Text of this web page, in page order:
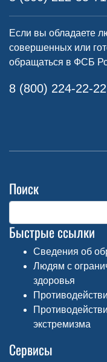
Если вы обладаете
совершенных или
обращаться в ФСБ
8 (800) 224-22-22
Поиск
Быстрые ссылки
Сведения об
Людям с
здоровья
экстремизма
Сервисы